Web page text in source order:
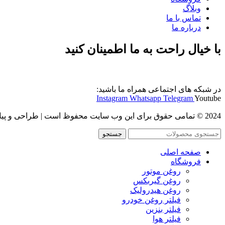
وبلاگ
تماس با ما
درباره ما
با خیال راحت به ما اطمینان کنید
در شبکه های اجتماعی همراه ما باشید:
Instagram Whatsapp TelegramYoutube
2024 © تمامی حقوق برای این وب سایت محفوظ است | طراحی و پیاده سازی :
جستجو
صفحه اصلی
فروشگاه
روغن موتور
روغن گیربکس
روغن هیدرولیک
فیلتر روغن خودرو
فیلتر بنزین
فیلتر هوا